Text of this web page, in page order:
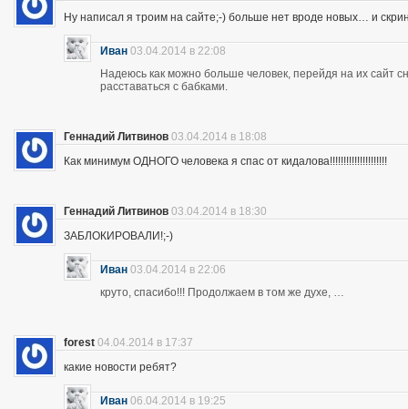
Ну написал я троим на сайте;-) больше нет вроде новых… и
Иван 03.04.2014 в 22:08
Надеюсь как можно больше человек, перейдя на их сайт
расставаться с бабками.
Геннадий Литвинов 03.04.2014 в 18:08
Как минимум ОДНОГО человека я спас от кидалова!!!!!!!!!!!!!!!!!!!!!
Геннадий Литвинов 03.04.2014 в 18:30
ЗАБЛОКИРОВАЛИ!;-)
Иван 03.04.2014 в 22:06
круто, спасибо!!! Продолжаем в том же духе, …
forest 04.04.2014 в 17:37
какие новости ребят?
Иван 06.04.2014 в 19:25